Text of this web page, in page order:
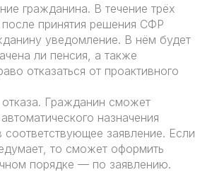
гражданина. В течение трёх
принятия решения СФР
уведомление. В нём будет
ли пенсия, а также
отказаться от проактивного
Гражданин сможет
назначения
соответствующее заявление. Если
то сможет оформить
порядке — по заявлению.